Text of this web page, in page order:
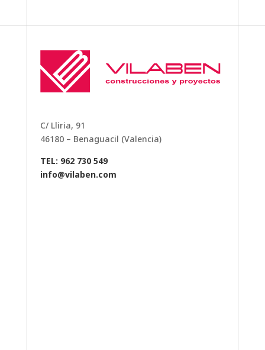
C/ Lliria, 91
46180 – Benaguacil (Valencia)
TEL: 962 730 549
info@vilaben.com